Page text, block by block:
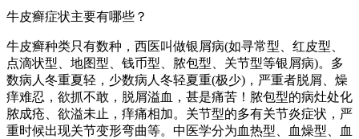
牛皮癣症状主要有哪些？
牛皮癣种类只有数种，西医叫做银屑病(如寻常型、红皮型、
点滴状型、地图型、钱币型、脓包型、关节型等银屑病)。多
数病人冬重夏轻，少数病人冬轻夏重(极少)，严重者脱屑、燥
痒难忍，欲抓不敢，脱屑溢血，甚是痛苦！脓包型的病灶处化
脓成疮、欲溢未止，痒痛相加。关节型的多有关节炎症状，严
重时候出现关节变形弯曲等。中医学分为血热型、血燥型、血